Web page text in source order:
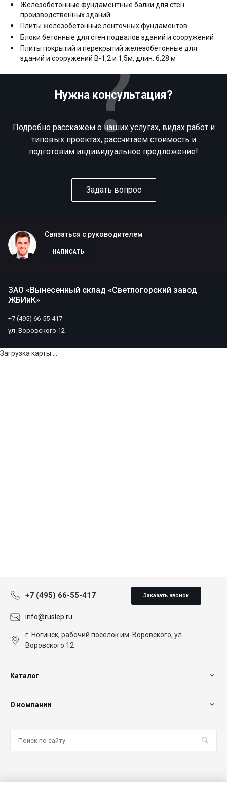
Железобетонные фундаментные балки для стен
производственных зданий
Плиты железобетонные ленточных фундаментов
Блоки бетонные для стен подвалов зданий и сооружений
Плиты покрытий и перекрытий железобетонные для
зданий и сооружений В-1,2 и 1,5м, длин. 6,28 м
Нужна консультация?
Подробно расскажем о наших услугах, видах работ и
типовых проектах, рассчитаем стоимость и
подготовим индивидуальное предложение!
Задать вопрос
Связаться с руководителем
НАПИСАТЬ
ЗАО «Вынесенный склад «Светлогорский завод
ЖБИиК»
+7 (495) 66-55-417
ул. Воровского 12
Загрузка карты ...
+7 (495) 66-55-417 Заказать звонок
info@ruslep.ru
г. Ногинск, рабочий поселок им. Воровского, ул.
Воровского 12
Каталог
О компании